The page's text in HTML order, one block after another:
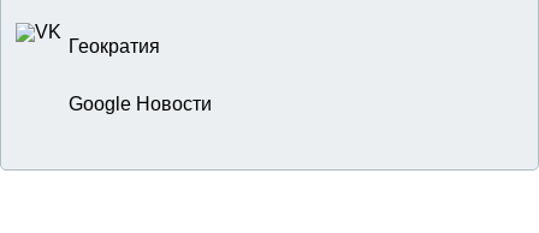
Геократия
Google Новости